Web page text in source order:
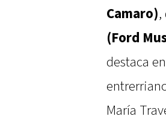
Camaro),
(Ford
destaca
María